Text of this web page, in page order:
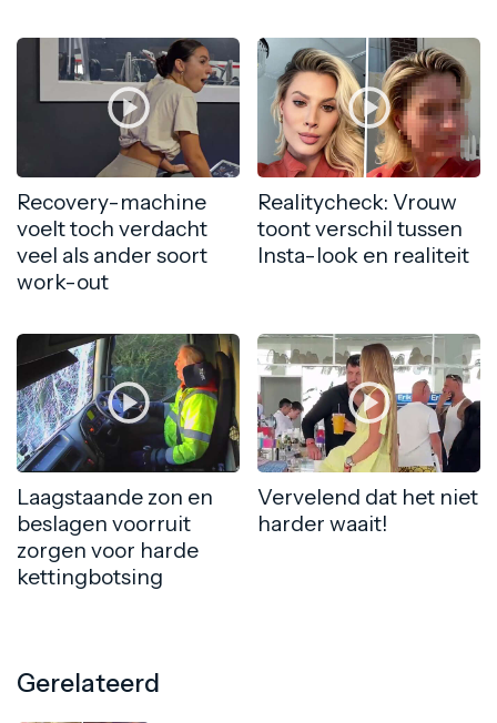
Recovery-machine
voelt toch verdacht
veel als ander soort
work-out
Realitycheck: Vrouw
toont verschil tussen
Insta-look en realiteit
Laagstaande zon en
beslagen voorruit
zorgen voor harde
kettingbotsing
Vervelend dat het niet
harder waait!
Gerelateerd